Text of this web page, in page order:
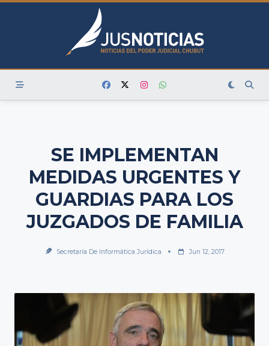
Skip
SE IMPLEMENTAN
MEDIDAS URGENTES Y
GUARDIAS PARA LOS
JUZGADOS DE FAMILIA
Secretaría De Informática Jurídica Jun 12, 2017